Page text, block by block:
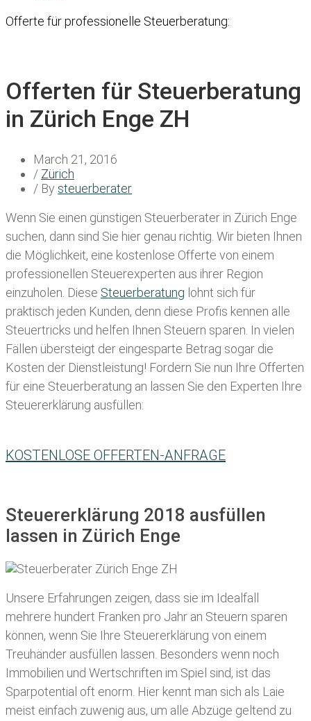
Offerte für professionelle Steuerberatung:
Offerten für Steuerberatung
in Zürich Enge ZH
March 21, 2016
/ Zürich
/ By steuerberater
Wenn Sie einen günstigen Steuerberater in Zürich Enge
suchen, dann sind Sie hier genau richtig. Wir bieten Ihnen
die Möglichkeit, eine kostenlose Offerte von einem
professionellen Steuerexperten aus ihrer Region
einzuholen. Diese Steuerberatung lohnt sich für
praktisch jeden Kunden, denn diese Profis kennen alle
Steuertricks und helfen Ihnen Steuern sparen. In vielen
Fällen übersteigt der eingesparte Betrag sogar die
Kosten der Dienstleistung! Fordern Sie nun Ihre Offerten
für eine Steuerberatung an lassen Sie den Experten Ihre
Steuererklärung ausfüllen:
KOSTENLOSE OFFERTEN-ANFRAGE
Steuererklärung 2018 ausfüllen
lassen in Zürich Enge
Unsere Erfahrungen zeigen, dass sie im Idealfall
mehrere hundert Franken pro Jahr an Steuern sparen
können, wenn Sie Ihre Steuererklärung von einem
Treuhänder ausfüllen lassen . Besonders wenn noch
Immobilien und Wertschriften im Spiel sind, ist das
Sparpotential oft enorm. Hier kennt man sich als Laie
meist einfach zuwenig aus, um alle Abzüge geltend zu